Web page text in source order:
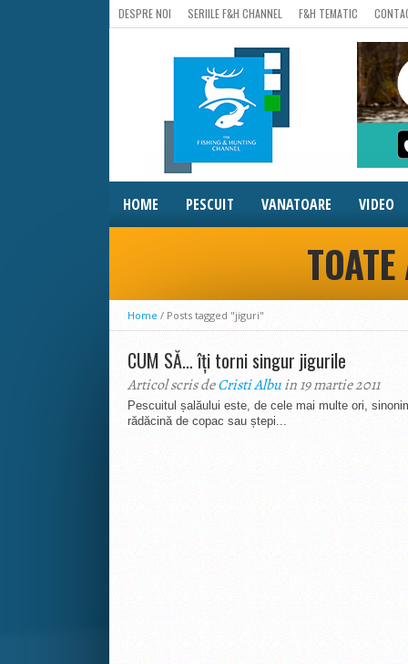
DESPRE NOI SERIILE F&H CHANNEL F&H TEMATIC
HOME PESCUIT VANATOARE VIDEO
Home / Posts tagged "jiguri"
CUM SĂ… îți torni singur jigurile
Articol scris deCristi Albuin 19 martie 2011
Pescuitul șalăului este, de cele mai multe ori,
rădăcină de copac sau ștepi...